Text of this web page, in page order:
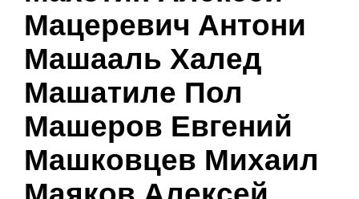
Мацеревич Антони
Машааль Халед
Машатиле Пол
Машеров Евгений
Машковцев Михаил